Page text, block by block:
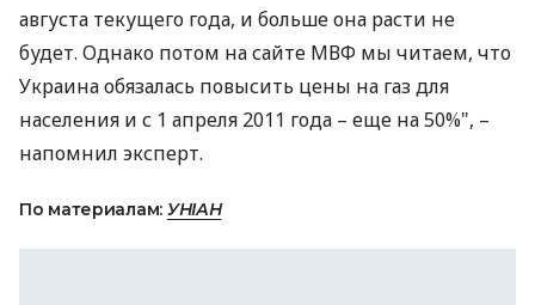
августа текущего года, и больше она расти не
будет. Однако потом на сайте МВФ мы читаем, что
Украина обязалась повысить цены на газ для
населения и с 1 апреля 2011 года – еще на 50%", –
напомнил эксперт.
По материалам: УНІАН